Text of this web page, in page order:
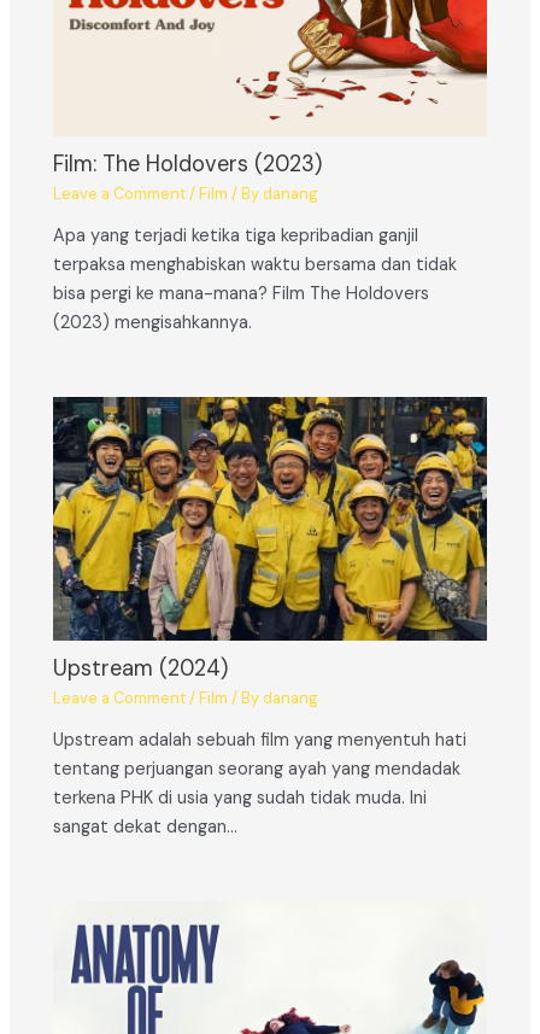
Film: The Holdovers (2023)
Leave a Comment/Film / By danang
Apa yang terjadi ketika tiga kepribadian ganjil
terpaksa menghabiskan waktu bersama dan tidak
bisa pergi ke mana-mana? Film The Holdovers
(2023) mengisahkannya.
Upstream (2024)
Leave a Comment/Film / By danang
Upstream adalah sebuah film yang menyentuh hati
tentang perjuangan seorang ayah yang mendadak
terkena PHK di usia yang sudah tidak muda. Ini
sangat dekat dengan…